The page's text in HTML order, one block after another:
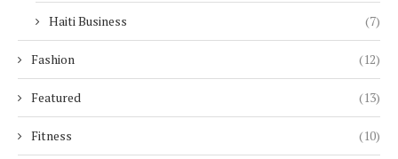
Haiti Business (7)
Fashion (12)
Featured (13)
Fitness (10)